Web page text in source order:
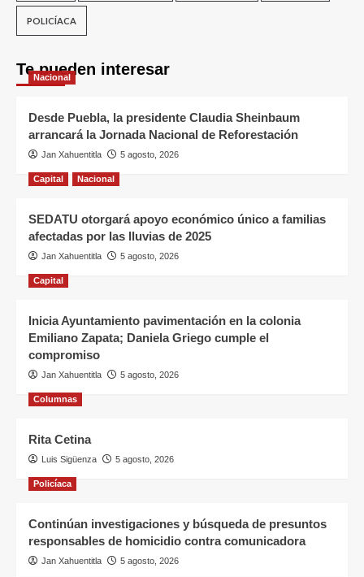
POLICÍACA
Te pueden interesar
Nacional
Desde Puebla, la presidente Claudia Sheinbaum
arrancará la Jornada Nacional de Reforestación
Jan Xahuentitla 5 agosto, 2026
Capital Nacional
SEDATU otorgará apoyo económico único a familias
afectadas por las lluvias de 2025
Jan Xahuentitla 5 agosto, 2026
Capital
Inicia Ayuntamiento pavimentación en la colonia
Emiliano Zapata; Daniela Griego cumple el
compromiso
Jan Xahuentitla 5 agosto, 2026
Columnas
Rita Cetina
Luis Sigüenza 5 agosto, 2026
Policíaca
Continúan investigaciones y búsqueda de presuntos
responsables de homicidio contra comunicadora
Jan Xahuentitla 5 agosto, 2026